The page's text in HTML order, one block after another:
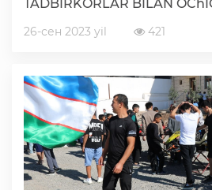
TADBIRKORLAR BILAN
26-сен 2023 yil 421